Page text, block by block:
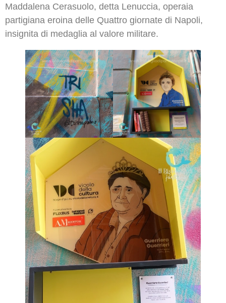
Maddalena Cerasuolo, detta Lenuccia, operaia
partigiana eroina delle Quattro giornate di Napoli,
insignita di medaglia al valore militare.